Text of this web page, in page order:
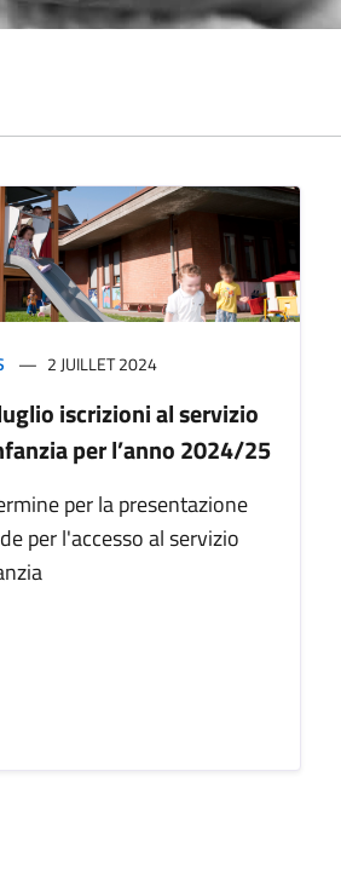
2 JUILLET 2024
iscrizioni al servizio
per l’anno 2024/25
per la presentazione
per l'accesso al servizio